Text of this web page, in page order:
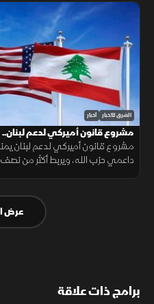
الشرق للأخبار أخبار
مشروع قانون أميركي لدعم
مشروع قانون أميركي لدعم لبنان
داعمي حزب الله، ويربط أكثر من
عرض
برامج ذات علاقة